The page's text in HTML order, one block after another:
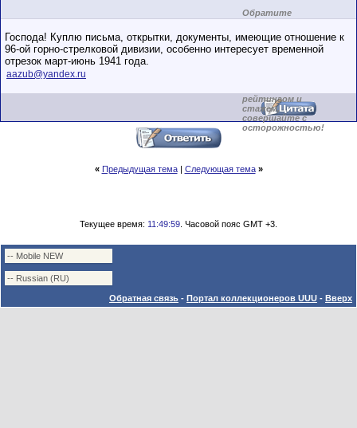
Обратите
внимание на
пользователя на
этом форуме.
рейтингом и
стажем,
совершайте с
осторожностью!
Господа! Куплю письма, открытки, документы, имеющие отношение к
96-ой горно-стрелковой дивизии, особенно интересует временной
отрезок март-июнь 1941 года.
aazub@yandex.ru
« Предыдущая тема| Следующая тема »
Текущее время: 11:49:59 . Часовой пояс GMT +3.
Обратная связь - Портал коллекционеров UUU - Вверх